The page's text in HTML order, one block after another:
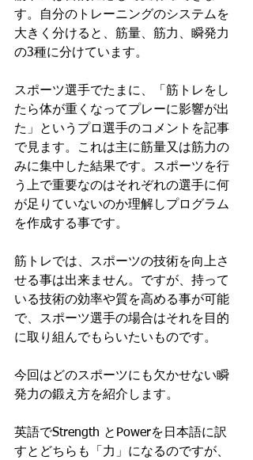
す。自分のトレーニングのシステムを
大きく分けると、筋量、筋力、瞬発力
の3種に分けています。
スポーツ選手でたまに、「筋トレをし
たら体が重くなってプレーに影響が出
た」というプロ選手のコメントを記事
で見ます。これは主に筋量又は筋力の
みに集中した結果です。スポーツを行
う上で重要なのはそれぞれの選手に何
が足りていないのか理解しプログラム
を作成する事です。
筋トレでは、スポーツの技術を向上さ
せる事は出来ません。ですが、持って
いる技術の効率や質を高める事が可能
で、スポーツ選手の場合はそれを目的
に取り組んでもらいたいものです。
今回はどのスポーツにも欠かせない瞬
発力の鍛え方を紹介します。
英語でStrength とPowerを日本語に訳
すとどちらも「力」になるのですが、